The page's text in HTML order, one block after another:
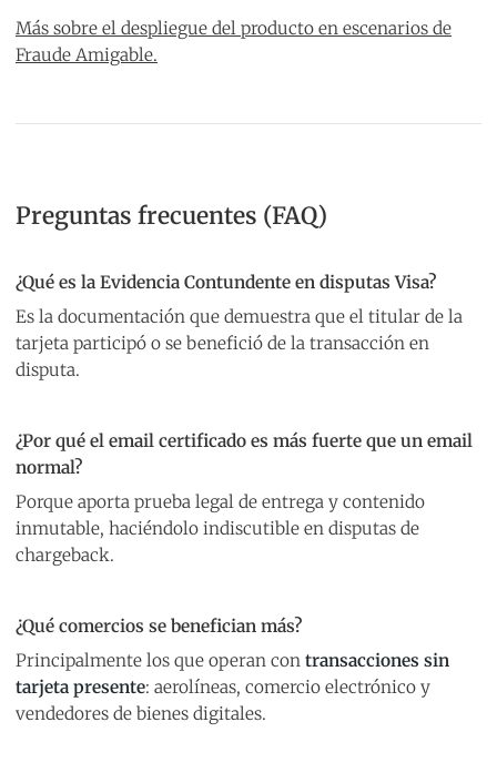
Más sobre el despliegue del producto en escenarios de
Fraude Amigable.
Preguntas frecuentes (FAQ)
¿Qué es la Evidencia Contundente en disputas Visa?
Es la documentación que demuestra que el titular de la
tarjeta participó o se benefició de la transacción en
disputa.
¿Por qué el email certificado es más fuerte que un email
normal?
Porque aporta prueba legal de entrega y contenido
inmutable, haciéndolo indiscutible en disputas de
chargeback.
¿Qué comercios se benefician más?
Principalmente los que operan con transacciones sin
tarjeta presente: aerolíneas, comercio electrónico y
vendedores de bienes digitales.